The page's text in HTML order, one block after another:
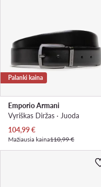
Palanki kaina
Emporio Armani
Vyriškas Diržas · Juoda
Dabartinė kaina
104,99€
Mažiausia kaina110,99 €